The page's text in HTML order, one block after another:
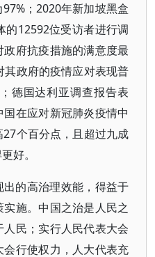
；2020年新加坡黑盒
的12592位受访者进行调
府抗疫措施的满意度最
政府的疫情应对表现普
德国达利亚调查报告表
在应对新冠肺炎疫情中
个百分点，且超过九成
好。
的高治理效能，得益于
施。中国之治是人民之
民；实行人民代表大会
行使权力，人大代表充